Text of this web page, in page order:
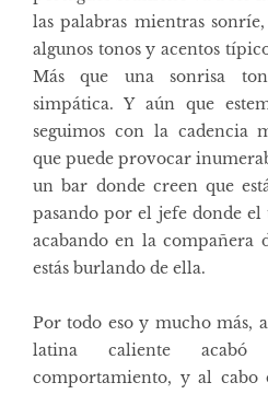
las palabras mientras
algunos tonos y acentos
Más que una sonrisa
simpática. Y aún que
seguimos con la cadencia
que puede provocar
un bar donde creen que
pasando por el jefe donde
acabando en la compañera
estás burlando de ella.
Por todo eso y mucho más,
latina caliente
comportamiento, y al cabo